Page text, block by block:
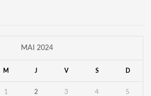
MAI 2024
M J V S D
1 2 3 4 5